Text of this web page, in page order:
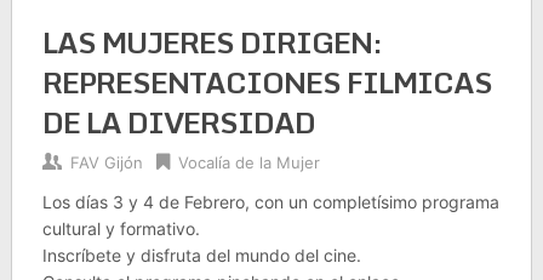
LAS MUJERES DIRIGEN:
REPRESENTACIONES FILMICAS
DE LA DIVERSIDAD
FAV Gijón Vocalía de la Mujer
Los días 3 y 4 de Febrero, con un completísimo programa
cultural y formativo.
Inscríbete y disfruta del mundo del cine.